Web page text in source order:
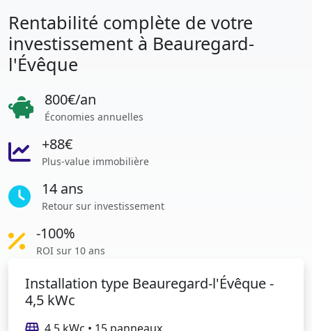
Rentabilité complète de votre
investissement à Beauregard-
l'Évêque
800€/an
Économies annuelles
+88€
Plus-value immobilière
14 ans
Retour sur investissement
-100%
ROI sur 10 ans
Installation type Beauregard-l'Évêque -
4,5 kWc